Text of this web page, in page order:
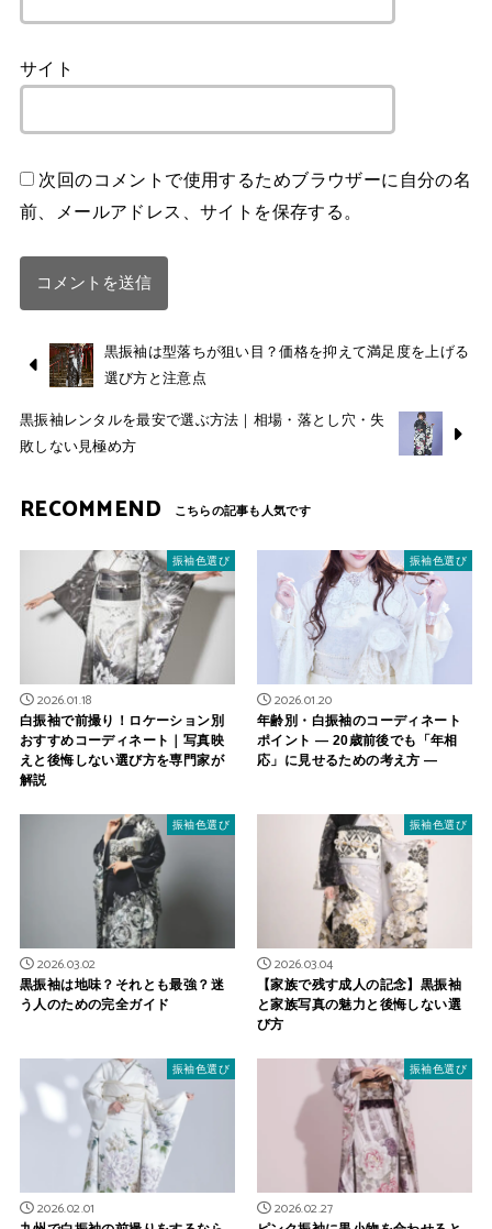
サイト
次回のコメントで使用するためブラウザーに自分の名
前、メールアドレス、サイトを保存する。
黒振袖は型落ちが狙い目？価格を抑えて満足度を上げる
選び方と注意点
黒振袖レンタルを最安で選ぶ方法｜相場・落とし穴・失
敗しない見極め方
RECOMMEND
振袖色選び
2026.01.18
白振袖で前撮り！ロケーション別
おすすめコーディネート｜写真映
えと後悔しない選び方を専門家が
解説
振袖色選び
2026.01.20
年齢別・白振袖のコーディネート
ポイント ― 20歳前後でも「年相
応」に見せるための考え方 ―
振袖色選び
2026.03.02
黒振袖は地味？それとも最強？迷
う人のための完全ガイド
振袖色選び
2026.03.04
【家族で残す成人の記念】黒振袖
と家族写真の魅力と後悔しない選
び方
振袖色選び
2026.02.01
振袖色選び
2026.02.27